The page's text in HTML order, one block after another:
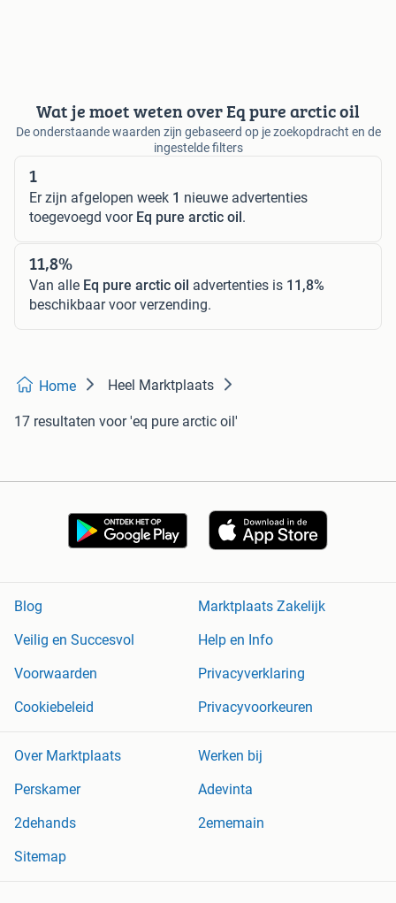
Wat je moet weten over Eq pure arctic oil
De onderstaande waarden zijn gebaseerd op je zoekopdracht en de
ingestelde filters
1
Er zijn afgelopen week 1 nieuwe advertenties
toegevoegd voor Eq pure arctic oil .
11,8%
Van alle Eq pure arctic oil advertenties is 11,8%
beschikbaar voor verzending.
Home Heel Marktplaats
17 resultaten voor 'eq pure arctic oil'
Blog
Marktplaats Zakelijk
Veilig en Succesvol
Help en Info
Voorwaarden
Privacyverklaring
Cookiebeleid
Privacyvoorkeuren
Over Marktplaats
Werken bij
Perskamer
Adevinta
2dehands
2ememain
Sitemap